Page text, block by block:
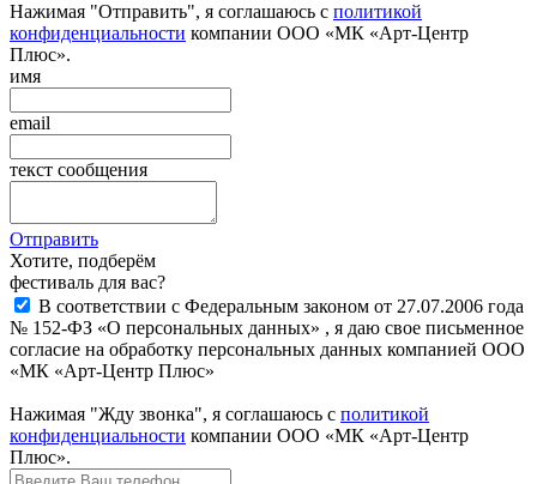
Нажимая "Отправить", я соглашаюсь с политикой
конфиденциальности компании ООО «МК «Арт-Центр
Плюс».
имя
email
текст сообщения
Отправить
Хотите, подберём
фестиваль для вас?
В соответствии с Федеральным законом от 27.07.2006 года
№ 152-ФЗ «О персональных данных» , я даю свое письменное
согласие на обработку персональных данных компанией ООО
«МК «Арт-Центр Плюс»
Нажимая "Жду звонка", я соглашаюсь с политикой
конфиденциальности компании ООО «МК «Арт-Центр
Плюс».